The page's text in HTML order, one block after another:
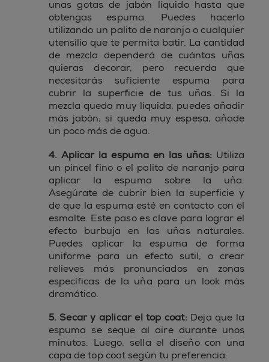
unas gotas de jabón líquido hasta que
obtengas espuma. Puedes hacerlo
utilizando un palito de naranjo o cualquier
utensilio que te permita batir. La cantidad
de mezcla dependerá de cuántas uñas
quieras decorar, pero recuerda que
necesitarás suficiente espuma para
cubrir la superficie de tus uñas. Si la
mezcla queda muy líquida, puedes añadir
más jabón; si queda muy espesa, añade
un poco más de agua.
4. Aplicar la espuma en las uñas: Utiliza
un pincel fino o el palito de naranjo para
aplicar la espuma sobre la uña.
Asegúrate de cubrir bien la superficie y
de que la espuma esté en contacto con el
esmalte. Este paso es clave para lograr el
efecto burbuja en las uñas naturales.
Puedes aplicar la espuma de forma
uniforme para un efecto sutil, o crear
relieves más pronunciados en zonas
específicas de la uña para un look más
dramático.
5. Secar y aplicar el top coat:Deja que la
espuma se seque al aire durante unos
minutos. Luego, sella el diseño con una
capa de top coat según tu preferencia: